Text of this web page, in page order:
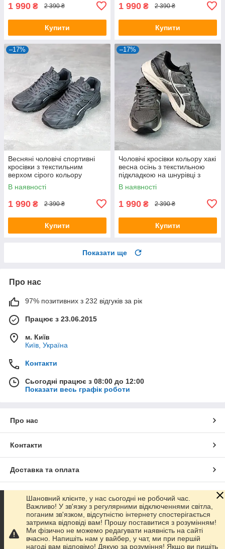
1 990 ₴ 2 390 ₴
Купити
1 990 ₴ 2 390 ₴
Купити
–17%
Весняні чоловічі спортивні
кросівки з текстильним
верхом сірого кольору
В наявності
1 990 ₴ 2 390 ₴
Купити
–17%
Чоловічі кросівки кольору хакі
весна осінь з текстильною
підкладкою на шнурівці з
білою підошвою
В наявності
1 990 ₴ 2 390 ₴
Купити
Показати ще
Про нас
97% позитивних з 232 відгуків за рік
Працює з 23.06.2015
м. Київ
Київ, Україна
Контакти
Сьогодні працює з 08:00 до 12:00
Показати весь графік роботи
Про нас
Контакти
Доставка та оплата
Графік роботи
Повна версія сайту
Сайт створено на маркетплейсіProm.ua
Шановний клієнте, у нас сьогодні не робочий час.
Важливо! У зв'язку з регулярними відключеннями світла,
поганим зв'язком, відсутністю інтернету спостерігається
затримка відповіді вам! Прошу поставитися з розумінням!
Ми фізично не можемо редагувати наявність на сайті
вчасно. Напишіть нам у вайбер, у чат, ми при першій
нагоді вам відповімо! Дякую за розуміння! Якщо ви пишіть